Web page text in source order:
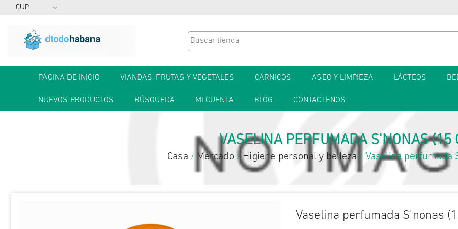
PÁGINA DE INICIO VIANDAS, FRUTAS Y VEGETALES CÁRNICOS ASEO Y LIMPIEZA LÁCTEOS
NUEVOS PRODUCTOS BÚSQUEDA MI CUENTA BLOG CONTACTENOS
VASELINA PERFUMADA S'NONAS (15
Casa / Mercado / Higiene personal y belleza / Vaselina perfumada
Vaselina perfumada S'nonas